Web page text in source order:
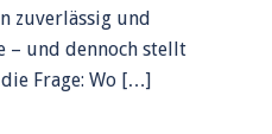
zuverlässig und
– und dennoch stellt
Frage: Wo […]